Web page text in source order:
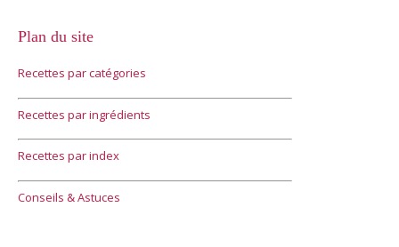
Plan du site
Recettes par catégories
Recettes par ingrédients
Recettes par index
Conseils & Astuces